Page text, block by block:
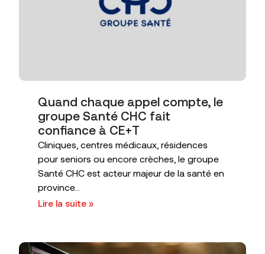
Quand chaque appel compte, le
groupe Santé CHC fait
confiance à CE+T
Cliniques, centres médicaux, résidences
pour seniors ou encore crèches, le groupe
Santé CHC est acteur majeur de la santé en
province...
Lire la suite »